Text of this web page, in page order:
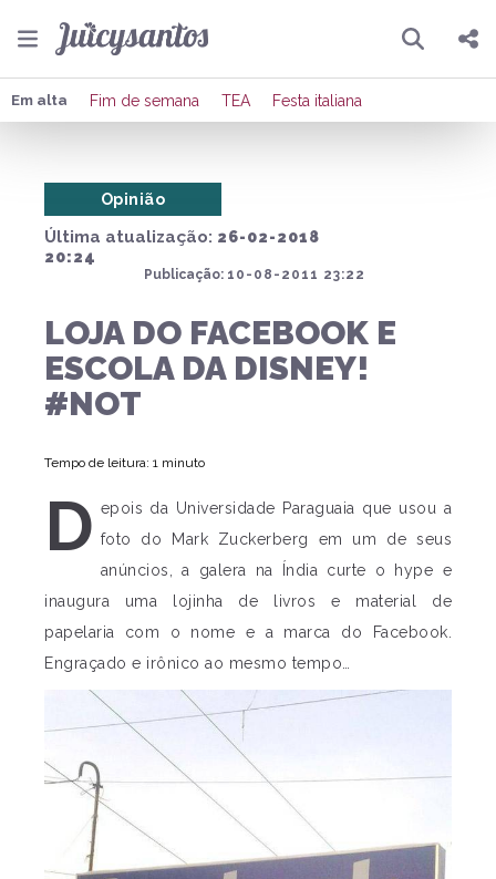
Pesquisar
Compartilhar
Em alta Fim de semana TEA Festa italiana
Última atualização: 26-02-2018
20:24
Publicação: 10-08-2011 23:22
Opinião
LOJA DO FACEBOOK E
ESCOLA DA DISNEY!
#NOT
Tempo de leitura: 1 minuto
D epois da Universidade Paraguaia que usou a
foto do Mark Zuckerberg em um de seus
anúncios, a galera na Índia curte o hype e
inaugura uma lojinha de livros e material de
papelaria com o nome e a marca do Facebook.
Engraçado e irônico ao mesmo tempo…